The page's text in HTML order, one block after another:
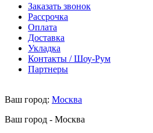
Заказать звонок
Рассрочка
Оплата
Доставка
Укладка
Контакты / Шоу-Рум
Партнеры
Ваш город: Москва
Ваш город - Москва